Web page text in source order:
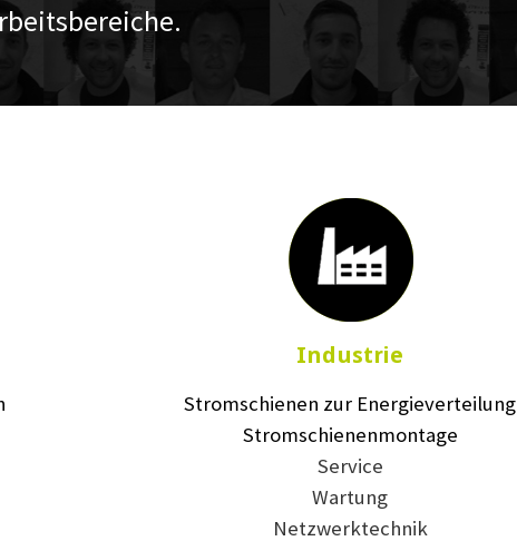
Industrie
Stromschienen zur Energieverteilung
Stromschienenmontage
Service
Wartung
Netzwerktechnik